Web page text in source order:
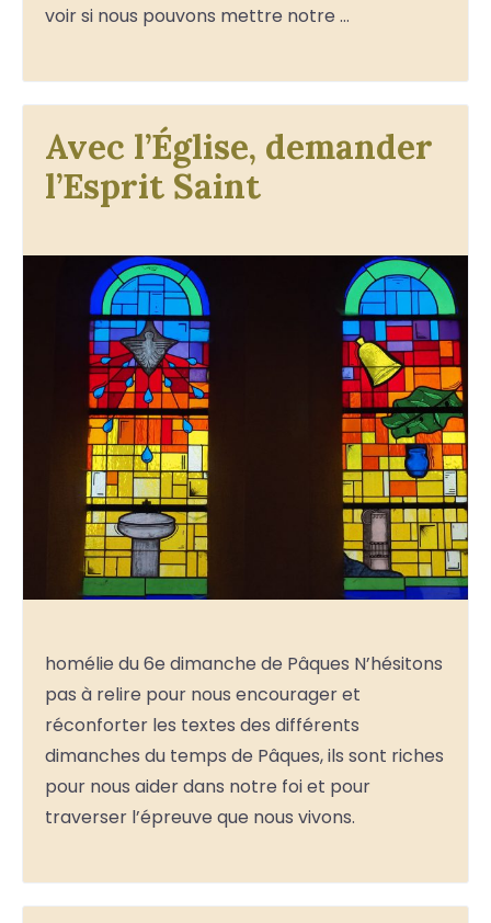
voir si nous pouvons mettre notre …
Avec l’Église, demander
l’Esprit Saint
homélie du 6e dimanche de Pâques N’hésitons
pas à relire pour nous encourager et
réconforter les textes des différents
dimanches du temps de Pâques, ils sont riches
pour nous aider dans notre foi et pour
traverser l’épreuve que nous vivons.